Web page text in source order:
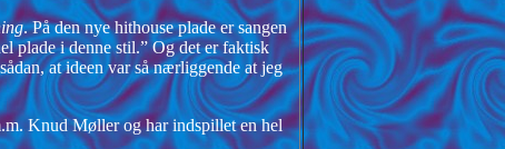
. På den nye hithouse plade er sangen
plade i denne stil.” Og det er faktisk
at ideen var så nærliggende at jeg
Knud Møller og har indspillet en hel